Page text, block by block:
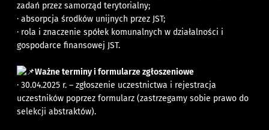
zadań przez samorząd terytorialny;
· absorpcja środków unijnych przez JST;
· rola i znaczenie spółek komunalnych w działalności i
gospodarce finansowej JST.
Ważne terminy i formularze zgłoszeniowe
· 30.04.2025 r. – zgłoszenie uczestnictwa i rejestracja
uczestników poprzez formularz (zastrzegamy sobie prawo do
selekcji abstraktów).